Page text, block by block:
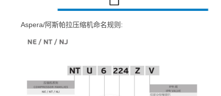
Aspera/阿斯帕拉压缩机命名规则: